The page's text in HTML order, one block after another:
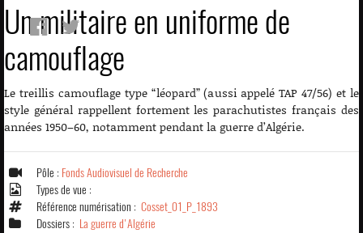
Un militaire en uniforme de
camouflage
Le treillis camouflage type “léopard” (aussi appelé TAP 47/56) et le
style général rappellent fortement les parachutistes français des
années 1950–60, notamment pendant la guerre d’Algérie.
Pôle : Fonds Audiovisuel de Recherche
Types de vue :
Référence numérisation : Cosset_01_P_1893
Dossiers : La guerre d'Algérie